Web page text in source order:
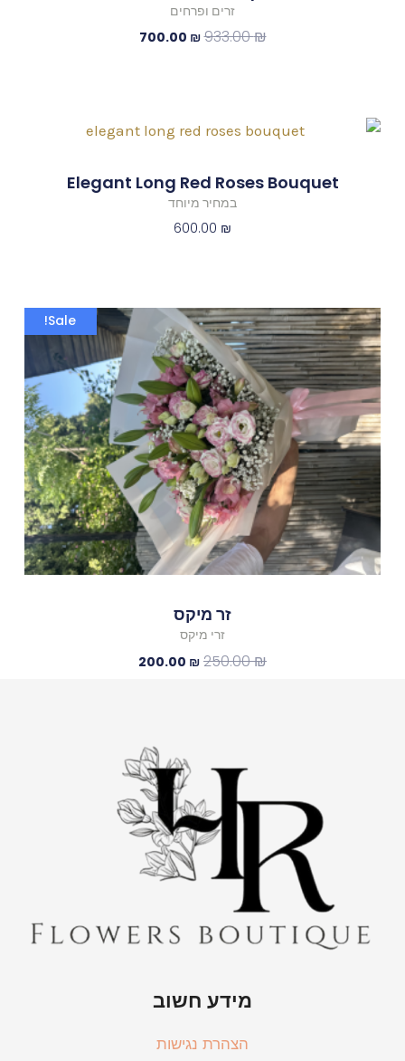
זרים ופרחים
933.00₪
700.00 ₪
Elegant Long Red Roses Bouquet
במחיר מיוחד
600.00 ₪
Sale!
זר מיקס
זרי מיקס
250.00₪
המחיר
המקורי
היה:
250.00 ₪.
200.00 ₪
המחיר
הנוכחי
הוא:
200.00 ₪.
מידע חשוב
הצהרת נגישות